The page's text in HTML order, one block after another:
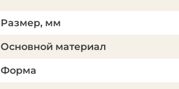
Размер, мм
Основной материал
Форма